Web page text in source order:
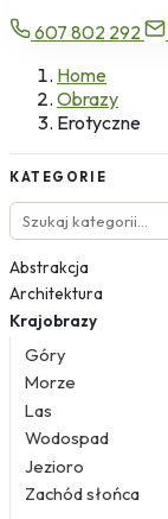
607 802 292
Home
Obrazy
Erotyczne
KATEGORIE
Abstrakcja
Architektura
Krajobrazy
Góry
Morze
Las
Wodospad
Jezioro
Zachód słońca